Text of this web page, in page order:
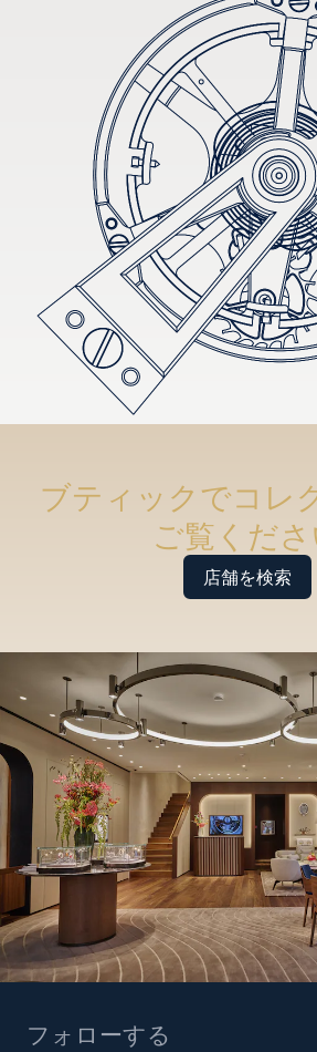
ブティックでコレ
ご覧くだ
店舗を検索
フォローする